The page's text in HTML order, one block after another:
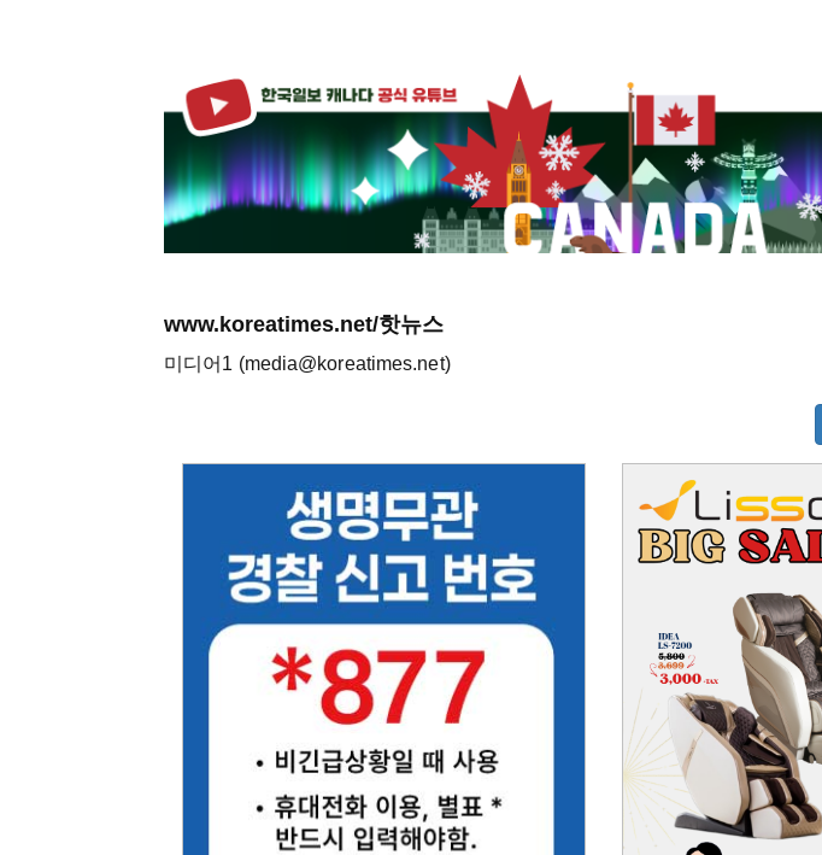
www.koreatimes.net/핫뉴스
미디어1 (media@koreatimes.net)